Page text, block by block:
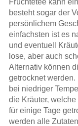
besteht sogar der
persönlichem
einfachsten ist es
und eventuell
lose, aber auch
Alternativ können
getrocknet
bei niedriger
die Kräuter,
für einige Tage
werden alle